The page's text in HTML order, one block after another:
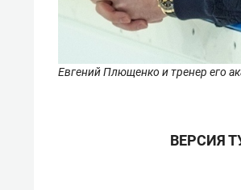
Евгений Плющенко и тренер его
ВЕРСИЯ